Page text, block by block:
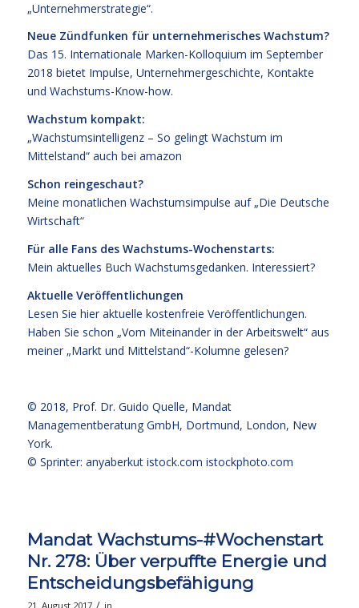
„Unternehmerstrategie“.
Neue Zündfunken für unternehmerisches Wachstum?
Das 15. Internationale Marken-Kolloquium im September
2018 bietet Impulse, Unternehmergeschichte, Kontakte
und Wachstums-Know-how.
Wachstum kompakt:
„Wachstumsintelligenz – So gelingt Wachstum im
Mittelstand“auch bei amazon
Schon reingeschaut?
Meine monatlichen Wachstumsimpulse auf „Die Deutsche
Wirtschaft“
Für alle Fans des Wachstums-Wochenstarts:
Mein aktuelles Buch Wachstumsgedanken. Interessiert?
Aktuelle Veröffentlichungen
Lesen Sie hier aktuelle kostenfreie Veröffentlichungen.
Haben Sie schon „Vom Miteinander in der Arbeitswelt“ aus
meiner „Markt und Mittelstand“-Kolumne gelesen?
© 2018, Prof. Dr. Guido Quelle, Mandat
Managementberatung GmbH, Dortmund, London, New
York.
© Sprinter: anyaberkut istock.com istockphoto.com
Mandat Wachstums-#Wochenstart
Nr. 278: Über verpuffte Energie und
Entscheidungsbefähigung
21. August 2017 / in